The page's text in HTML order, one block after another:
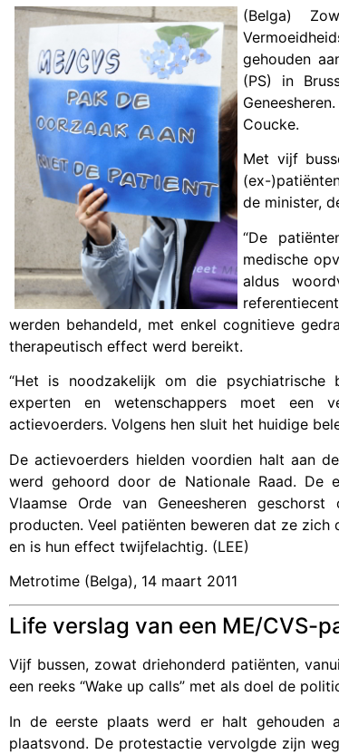
(Belga)
gehouden
(PS) in
Coucke.
Met vijf
(ex-
de minister,
“De
medische
aldus
werden behandeld, met enkel cognitieve
therapeutisch effect werd bereikt.
“Het is noodzakelijk om die psychiatrische
experten en wetenschappers moet een
actievoerders. Volgens hen sluit het huidige
De actievoerders hielden voordien halt aan
werd gehoord door de Nationale Raad. De
Vlaamse Orde van Geneesheren
producten. Veel patiënten beweren dat ze
en is hun effect twijfelachtig. (LEE)
Metrotime (Belga), 14 maart 2011
Life verslag van een ME/CVS-
Vijf bussen, zowat driehonderd patiënten,
een reeks “Wake up calls” met als doel de
In de eerste plaats werd er halt gehouden
plaatsvond. De protestactie vervolgde zijn